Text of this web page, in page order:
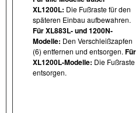
XL1200L: Die Fußraste für den
späteren Einbau aufbewahren.
Für XL883L- und 1200N-
Modelle: Den Verschleißzapfen
(6) entfernen und entsorgen. Für
XL1200L-Modelle: Die Fußraste
entsorgen.